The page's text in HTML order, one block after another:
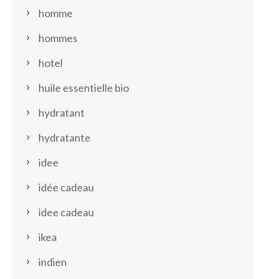
homme
hommes
hotel
huile essentielle bio
hydratant
hydratante
idee
idée cadeau
idee cadeau
ikea
indien